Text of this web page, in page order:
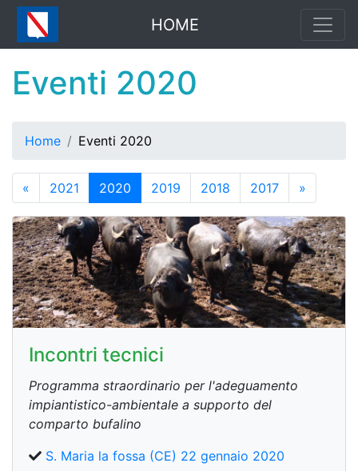
HOME
Eventi 2020
Home Eventi 2020
« 2021 2020 2019 2018 2017 »
Incontri tecnici
Programma straordinario per l'adeguamento
impiantistico-ambientale a supporto del
comparto bufalino
S. Maria la fossa (CE) 22 gennaio 2020